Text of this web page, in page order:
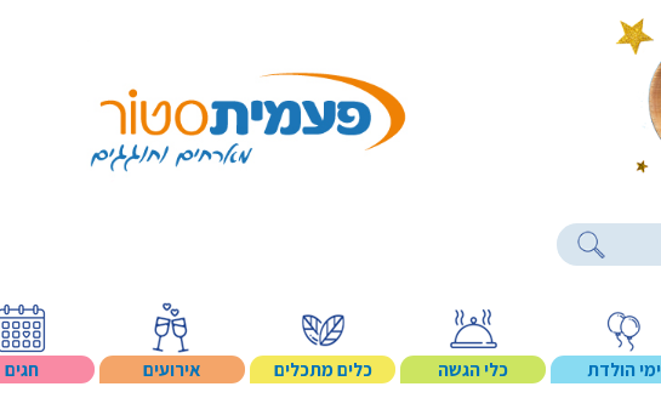
Search products
ימי הולדת כלי הגשה כלים מתכלים אירועים חגים